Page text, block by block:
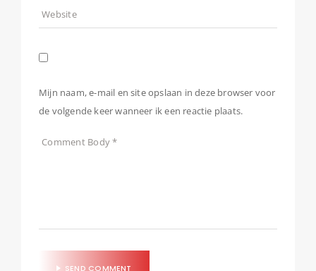
Mijn naam, e-mail en site opslaan in deze browser voor
de volgende keer wanneer ik een reactie plaats.
SEND COMMENT